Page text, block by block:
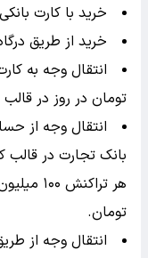
خرید با کارت
خرید از طریق
تومان در روز در قالب ۱۰ تراکنش کارت به کارت.
انتقال وجه از
تومان.
انتقال وجه از